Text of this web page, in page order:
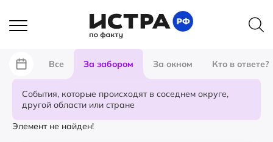
Все За забором За окном Кто в ответе?
События, которые происходят в соседнем округе,
другой области или стране
Элемент не найден!